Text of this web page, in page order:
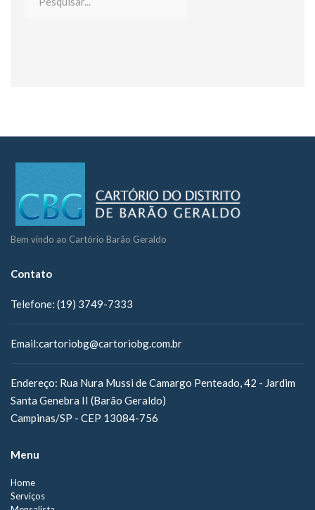
Bem vindo ao Cartório Barão Geraldo
Contato
Telefone: (19) 3749-7333
Email:cartoriobg@cartoriobg.com.br
Endereço: Rua Nura Mussi de Camargo Penteado, 42 - Jardim
Santa Genebra II (Barão Geraldo)
Campinas/SP - CEP 13084-756
Menu
Home
Serviços